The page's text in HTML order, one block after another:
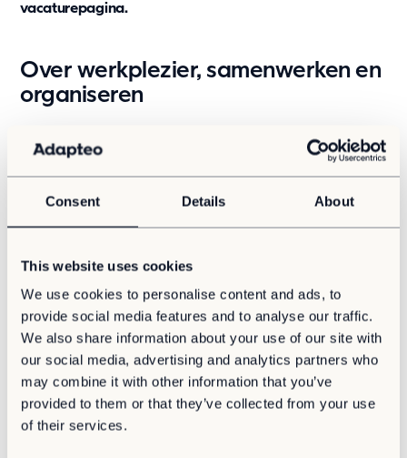
Consent Details About
This website uses cookies
We use cookies to personalise content and ads, to
provide social media features and to analyse our traffic.
We also share information about your use of our site with
our social media, advertising and analytics partners who
may combine it with other information that you’ve
provided to them or that they’ve collected from your use
of their services.
Duurzaamheid
Updates
Blog
Klantcases
Pers & media
Werken bij
Vacatures
Jouw samenwerkingspartner
vacaturepagina.
Over werkplezier, samenwerken en
organiseren
de vestiging Coevorden. Dit doe ik nu bijna twee jaar en
rij nog elke dag met veel plezier naar het mooie
Een baan die past bij wat ik leuk vind
Destijds heb ik bij Adapteo gesolliciteerd omdat ze op
zoek waren naar iemand die vooral de zaakjes kon
regelen en goed kan schakelen. Het organiseren en
regelen van zaken is altijd al mijn kracht geweest en als
je hiervan je werk kunt maken is dat natuurlijk helemaal
top. Na het eerste gesprek en de rondleiding was er zo’n
goede klik dat ik direct ja heb gezegd.
Werken met veel verschillende